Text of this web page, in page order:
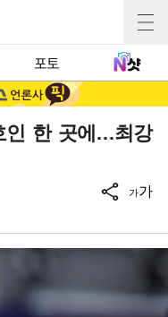
포토
인 한 곳에…최강
가가